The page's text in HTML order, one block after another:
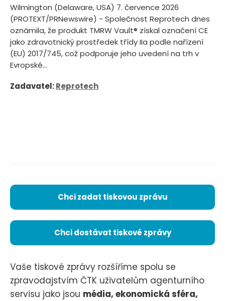
Wilmington (Delaware, USA) 7. července 2026
(PROTEXT/PRNewswire) - Společnost Reprotech dnes
oznámila, že produkt TMRW Vault® získal označení CE
jako zdravotnický prostředek třídy IIa podle nařízení
(EU) 2017/745, což podporuje jeho uvedení na trh v
Evropské...
Zadavatel:Reprotech
Chci zadat tiskovou zprávu
Chci dostávat tiskové zprávy
Vaše tiskové zprávy rozšíříme spolu se
zpravodajstvím ČTK uživatelům agenturního
servisu jako jsou média, ekonomická sféra,